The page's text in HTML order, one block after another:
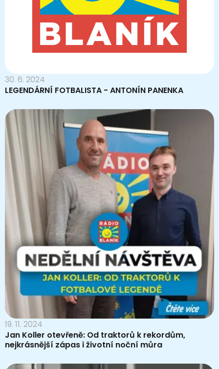
30. 6. 2024
LEGENDÁRNÍ FOTBALISTA - ANTONÍN PANENKA
19. 11. 2024
Jan Koller otevřeně: Od traktorů k rekordům,
nejkrásnější zápas i životní noční můra